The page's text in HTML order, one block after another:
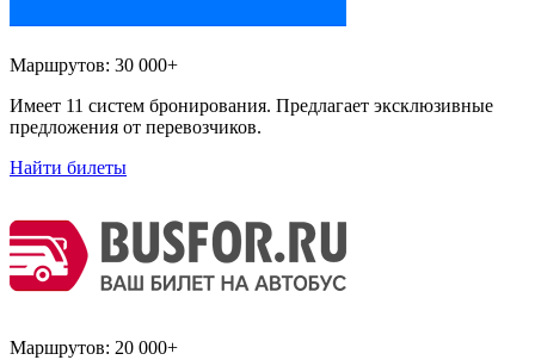
Маршрутов: 30 000+
Имеет 11 систем бронирования. Предлагает эксклюзивные
предложения от перевозчиков.
Найти билеты
Маршрутов: 20 000+